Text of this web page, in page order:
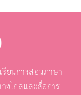
ยนการสอนภาษา
งไกลและสื่อการ